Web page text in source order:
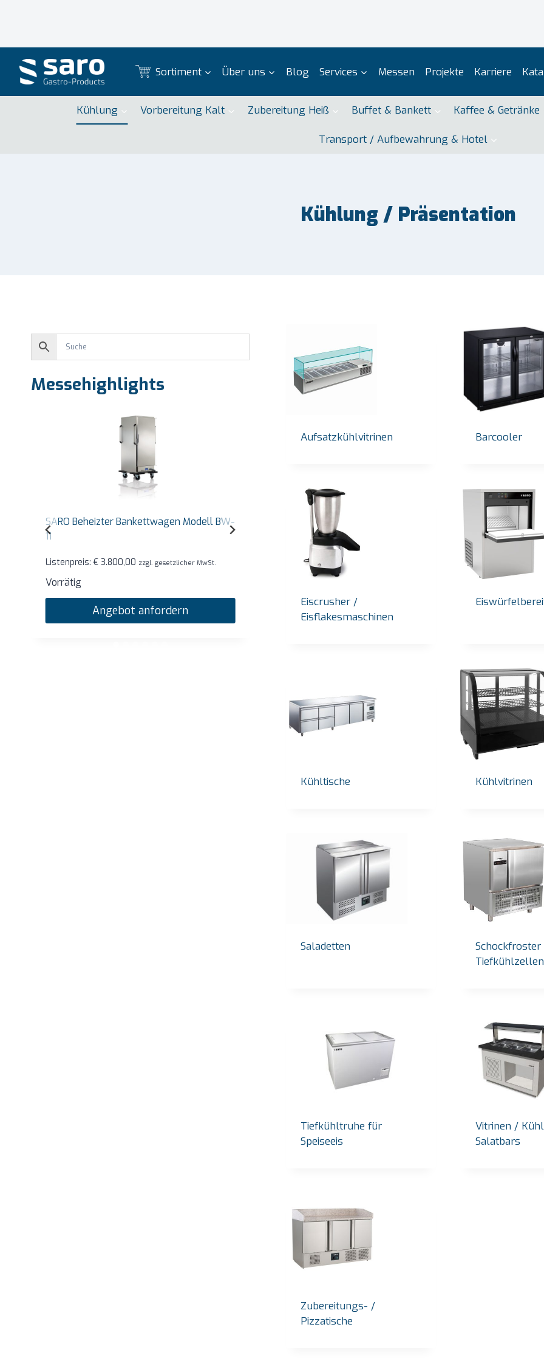
Sortiment Über uns Blog Services Messen Projekte Karriere
Kühlung Vorbereitung Kalt Zubereitung Heiß Buffet & Bankett Kaffee & Getränke
Transport / Aufbewahrung & Hotel
Kühlung / Präsentation
Aufsatzkühlvitrinen Barcooler
Eiscrusher /
Eisflakesmaschinen
Kühltische Kühlvitrinen
Saladetten
Tiefkühltruhe für
Speiseeis
Vitrinen /
Salatbars
Zubereitungs- /
Pizzatische
Messehighlights
SARO Countertop Warmhaltevitrine Self
Service Modell BENNET
Listenpreis: € 1.760,00 zzgl. gesetzlicher MwSt.
Vorrätig
Angebot anfordern
SARO Bain-Marie-Trolley Modell BT-3
Listenpreis:€2.720,00
Vorrätig
Angebot anfordern